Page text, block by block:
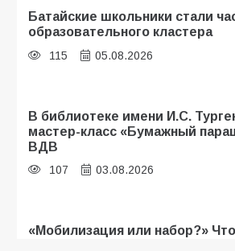
Батайские школьники стали
образовательного кластера
115 05.08.2026
В библиотеке имени И.С.
мастер-класс «Бумажный
ВДВ
107 03.08.2026
«Мобилизация или набор?»